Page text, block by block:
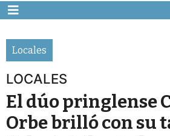
Locales
LOCALES
El dúo pringlense
Orbe brilló con su